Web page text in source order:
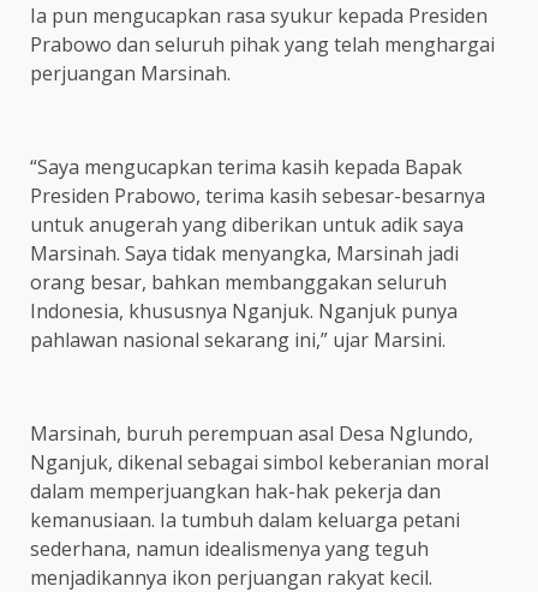
Ia pun mengucapkan rasa syukur kepada Presiden
Prabowo dan seluruh pihak yang telah menghargai
perjuangan Marsinah.
“Saya mengucapkan terima kasih kepada Bapak
Presiden Prabowo, terima kasih sebesar-besarnya
untuk anugerah yang diberikan untuk adik saya
Marsinah. Saya tidak menyangka, Marsinah jadi
orang besar, bahkan membanggakan seluruh
Indonesia, khususnya Nganjuk. Nganjuk punya
pahlawan nasional sekarang ini,” ujar Marsini.
Marsinah, buruh perempuan asal Desa Nglundo,
Nganjuk, dikenal sebagai simbol keberanian moral
dalam memperjuangkan hak-hak pekerja dan
kemanusiaan. Ia tumbuh dalam keluarga petani
sederhana, namun idealismenya yang teguh
menjadikannya ikon perjuangan rakyat kecil.